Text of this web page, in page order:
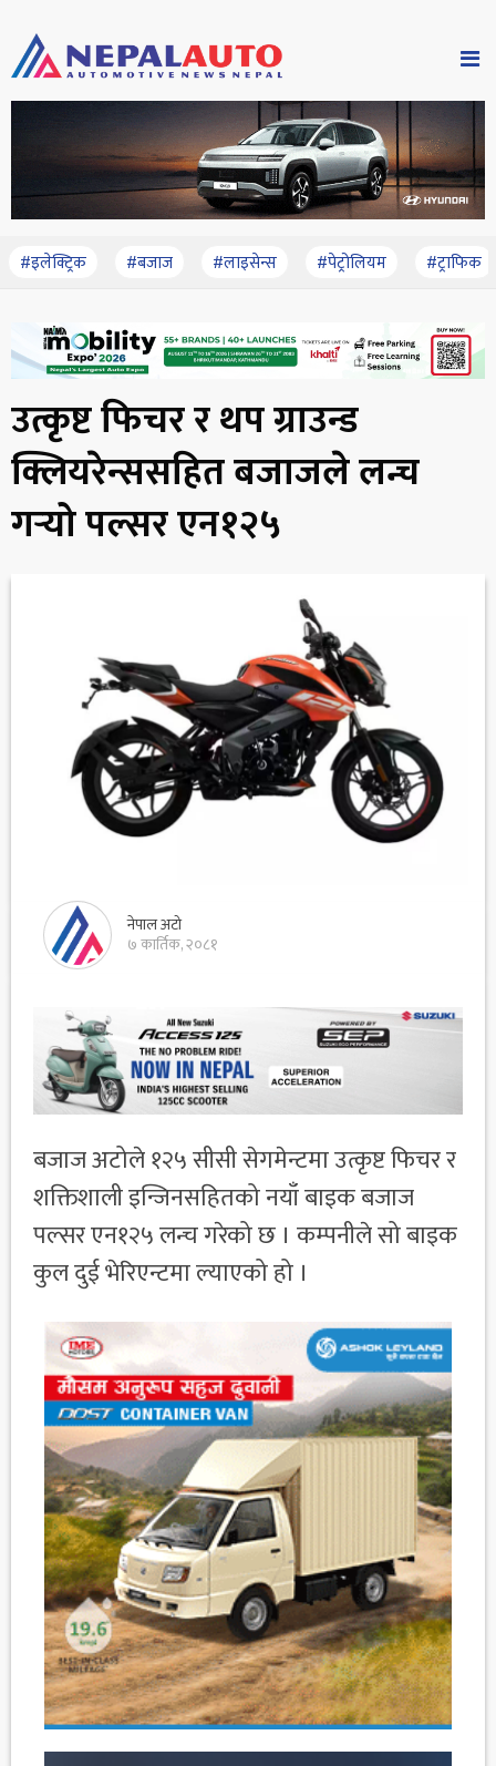
#इलेक्ट्रिक #बजाज #लाइसेन्स #पेट्रोलियम #ट्राफिक
उत्कृष्ट फिचर र थप ग्राउन्ड
क्लियरेन्ससहित बजाजले लन्च
गर्‍यो पल्सर एन१२५
नेपाल अटो
७ कार्तिक, २०८१
बजाज अटोले १२५ सीसी सेगमेन्टमा उत्कृष्ट फिचर र
शक्तिशाली इन्जिनसहितको नयाँ बाइक बजाज
पल्सर एन१२५ लन्च गरेको छ । कम्पनीले सो बाइक
कुल दुई भेरिएन्टमा ल्याएको हो ।